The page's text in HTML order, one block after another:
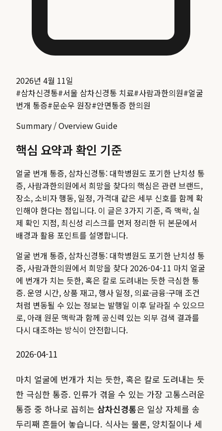
2026년 4월 11일
#삼차신경통#서울 삼차신경통 치료#사람과한의원#얼굴
번개 통증#문순우 원장#안면통증 한의원
Summary / Overview Guide
핵심 요약과 확인 기준
얼굴 번개 통증, 삼차신경통: 대학병원도 포기한 난치성 통
증, 사람과한의원에서 희망을 찾다의 핵심은 관련 브랜드,
장소, 소비자 행동, 일정, 가격대 같은 세부 신호를 함께 확
인해야 한다는 점입니다. 이 글은 3가지 기준, 즉 맥락, 실
제 확인 지점, 최신성 리스크를 먼저 정리한 뒤 본문에서
배경과 활용 포인트를 설명합니다.
얼굴 번개 통증, 삼차신경통: 대학병원도 포기한 난치성 통
증, 사람과한의원에서 희망을 찾다 2026-04-11 마치 얼굴
에 번개가 치는 듯한, 혹은 칼로 도려내는 듯한 극심한 통
증.운영 시간, 상품 재고, 행사 일정, 의료·금융·구매 조건
처럼 변동될 수 있는 정보는 발행일 이후 달라질 수 있으므
로, 아래 원문 맥락과 함께 공신력 있는 외부 검색 결과를
다시 대조하는 방식이 안전합니다.
2026-04-11
마치 얼굴에 번개가 치는 듯한, 혹은 칼로 도려내는 듯
한 극심한 통증. 인류가 겪을 수 있는 가장 고통스러운
통증 중 하나로 꼽히는 삼차신경통은 일상 자체를 송
두리째 흔들어 놓습니다. 식사는 물론, 양치질이나 세